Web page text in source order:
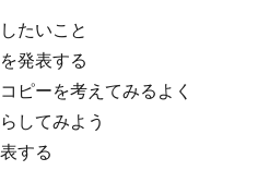
たいこと
発表する
ピーを考えてみるよく
してみよう
する